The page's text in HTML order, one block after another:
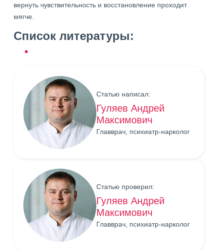
вернуть чувствительность и восстановление проходит
мягче.
Список литературы:
Статью написал:
Гуляев Андрей
Максимович
Главврач, психиатр-нарколог
Статью проверил:
Гуляев Андрей
Максимович
Главврач, психиатр-нарколог